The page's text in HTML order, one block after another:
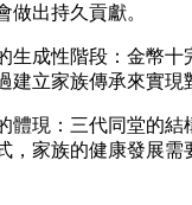
做出持久貢獻。
生成性階段：金幣十
建立家族傳承來實現
體現：三代同堂的結
，家族的健康發展需